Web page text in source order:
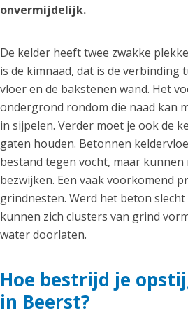
onvermijdelijk.
De kelder heeft twee zwakke
is de kimnaad, dat is de verbinding
vloer en de bakstenen wand. Het
ondergrond rondom die naad kan
in sijpelen. Verder moet je ook de
gaten houden. Betonnen
bestand tegen vocht, maar
bezwijken. Een vaak voorkomend
grindnesten. Werd het beton slecht
kunnen zich clusters van grind
water doorlaten.
Hoe bestrijd je
in Beerst?